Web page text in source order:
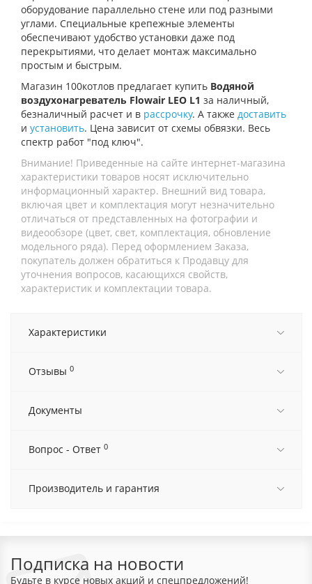
оборудование параллельно стене или под разными
углами. Специальные крепежные элементы
обеспечивают удобство установки даже под
перекрытиями, что делает монтаж максимально
простым и быстрым.
Магазин 100котлов предлагает купить Водяной
воздухонагреватель Flowair LEO L1 за наличный,
безналичный расчет и в рассрочку. А также доставить
и установить. Цена зависит от схемы обвязки. Весь
спектр работ "под ключ".
Внимание! Приведенные на сайте интернет-магазина
характеристики товаров носят исключительно
информационный характер. Внешний вид товара,
включая цвет и комплектация могут незначительно
отличаться от представленных на фотографии и
видеообзоре (цвет, свет, комплектация, обновление
модельного ряда). Перед оформлением Заказа,
покупатель должен обратиться к Продавцу для
уточнения вопросов, касающихся свойств,
характеристик и комплектации товара.
Характеристики
Отзывы 0
Документы
Вопрос - Ответ 0
Производитель и гарантия
Подписка на новости
Будьте в курсе новых акций и спецпредложений!